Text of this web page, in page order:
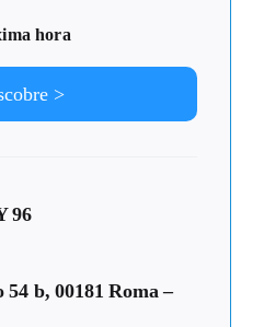
hora
>
96
b, 00181 Roma –